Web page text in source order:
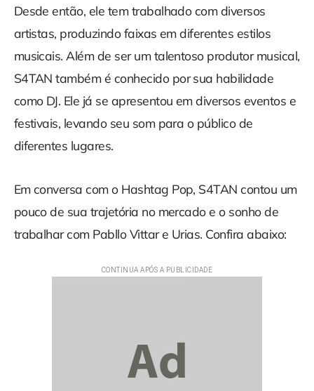
Desde então, ele tem trabalhado com diversos
artistas, produzindo faixas em diferentes estilos
musicais. Além de ser um talentoso produtor musical,
S4TAN também é conhecido por sua habilidade
como DJ. Ele já se apresentou em diversos eventos e
festivais, levando seu som para o público de
diferentes lugares.
Em conversa com o Hashtag Pop, S4TAN contou um
pouco de sua trajetória no mercado e o sonho de
trabalhar com Pabllo Vittar e Urias. Confira abaixo: